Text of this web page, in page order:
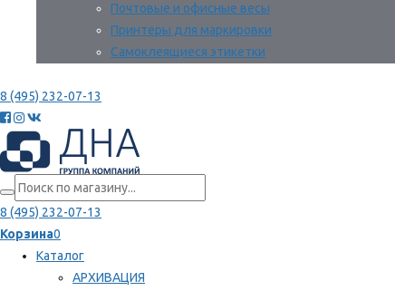
Почтовые и офисные весы
Принтеры для маркировки
Самоклеящиеся этикетки
8 (495) 232-07-13
8 (495) 232-07-13
Корзина0
Каталог
АРХИВАЦИЯ